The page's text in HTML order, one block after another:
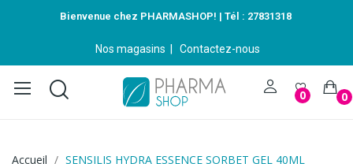
Bienvenue chez PHARMASHOP! | Tél : 27831318
Nos magasins Contactez-nous
0 0
Accueil SENSILIS HYDRA ESSENCE SORBET GEL 40ML